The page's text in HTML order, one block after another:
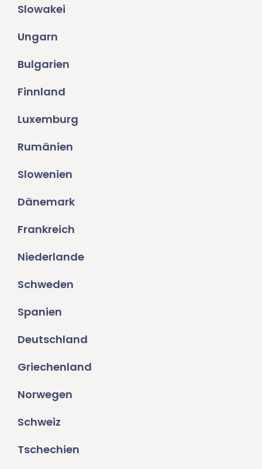
Slowakei
Ungarn
Bulgarien
Finnland
Luxemburg
Rumänien
Slowenien
Dänemark
Frankreich
Niederlande
Schweden
Spanien
Deutschland
Griechenland
Norwegen
Schweiz
Tschechien